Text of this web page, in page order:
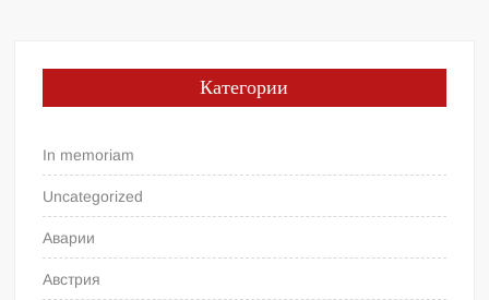
Категории
In memoriam
Uncategorized
Аварии
Австрия